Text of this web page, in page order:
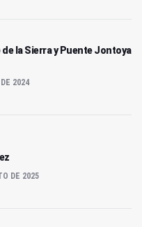
la Sierra y Puente Jontoya
2024
DE 2025